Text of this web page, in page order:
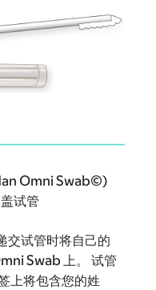
Omni Swab©)
试管
交试管时将自己的
Swab 上。 试管
上将包含您的姓